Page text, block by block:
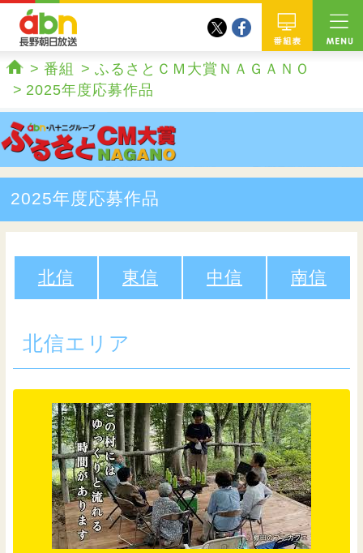
twitterfacebook
ホーム
番組
ふるさとＣＭ大賞ＮＡＧＡＮＯ
2025年度応募作品
2025年度応募作品
北信 東信 中信 南信
北信エリア